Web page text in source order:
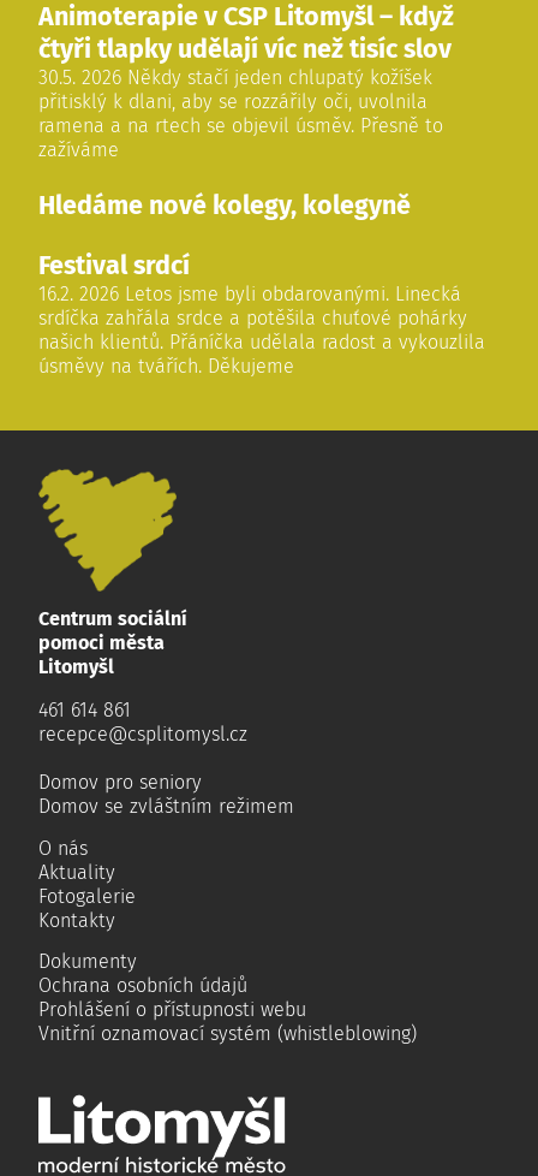
Animoterapie v CSP Litomyšl – když
čtyři tlapky udělají víc než tisíc slov
30.5. 2026 Někdy stačí jeden chlupatý kožíšek
přitisklý k dlani, aby se rozzářily oči, uvolnila
ramena a na rtech se objevil úsměv. Přesně to
zažíváme
Hledáme nové kolegy, kolegyně
Festival srdcí
16.2. 2026 Letos jsme byli obdarovanými. Linecká
srdíčka zahřála srdce a potěšila chuťové pohárky
našich klientů. Přáníčka udělala radost a vykouzlila
úsměvy na tvářích. Děkujeme
Centrum sociální
pomoci města
Litomyšl
461 614 861
recepce@csplitomysl.cz
Domov pro seniory
Domov se zvláštním režimem
O nás
Aktuality
Fotogalerie
Kontakty
Dokumenty
Ochrana osobních údajů
Prohlášení o přístupnosti webu
Vnitřní oznamovací systém (whistleblowing)